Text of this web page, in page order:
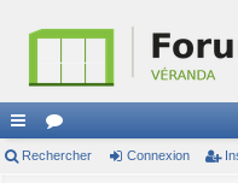
ac or
Rechercher Connexion